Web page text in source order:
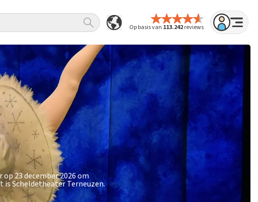
Op basis van 113.242reviews
23 december 2026 om
is Scheldetheater Terneuzen.